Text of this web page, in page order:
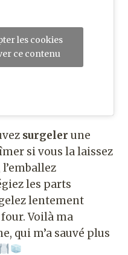
les cookies
ce contenu
surgeler une
si vous la laissez
les parts
lentement
Voilà ma
qui m’a sauvé plus